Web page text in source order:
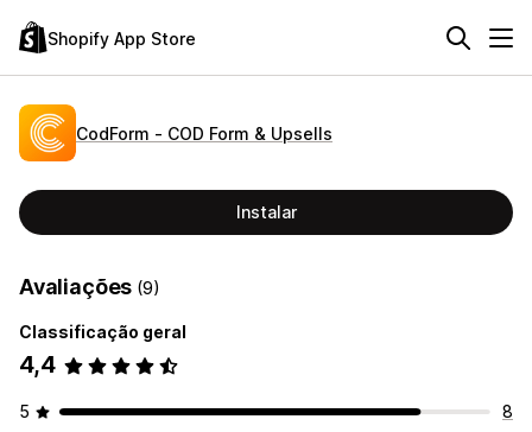
Shopify App Store
CodForm ‑ COD Form & Upsells
Instalar
Avaliações (9)
Classificação geral
4,4
5
8